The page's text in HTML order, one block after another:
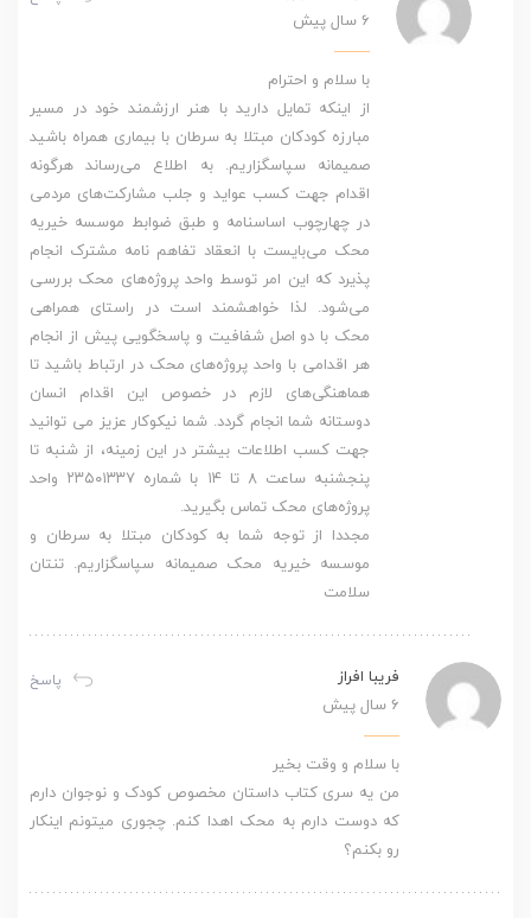
6 سال پیش
با سلام و احترام
از اینکه تمایل دارید با هنر ارزشمند خود در مسیر
مبارزه کودکان مبتلا به سرطان با بیماری همراه باشید
صمیمانه سپاسگزاریم. به اطلاع می‌رساند هر‌‌گونه
اقدام جهت کسب عواید و جلب مشارکت‌های مردمی
در چهارچوب اساسنامه و طبق ضوابط موسسه خیریه
محک می‌بایست با انعقاد تفاهم نامه مشترک انجام
پذیرد که این امر توسط واحد پروژه‌های محک بررسی
می‌شود. لذا خواهشمند است در راستای همراهی
محک با دو‌ اصل شفافیت و پاسخگویی پیش از انجام
هر اقدامی با واحد پروژه‌های محک در ارتباط باشید تا
هماهنگی‌های لازم در خصوص این اقدام انسان
دوستانه شما انجام گردد. شما نیکوکار عزیز می توانید
جهت کسب اطلاعات بیشتر در این زمینه، از شنبه تا
پنجشنبه ساعت ۸ تا ۱۴ با شماره ۲۳۵۰۱۳۳۷ واحد
پروژه‌های محک تماس بگیرید.
مجددا از توجه شما به کودکان مبتلا به سرطان و
موسسه خیریه محک صمیمانه سپاسگزاریم. تنتان
سلامت
پاسخ
فریبا افراز
6 سال پیش
با سلام و وقت بخیر
من یه سری کتاب داستان مخصوص کودک و نوجوان دارم
که دوست دارم به محک اهدا کنم. چجوری میتونم اینکار
رو بکنم؟